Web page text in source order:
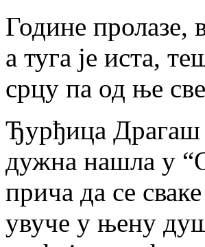
Године пролазе,
а туга је иста,
срцу па од ње
Ђурђица Драгаш
дужна нашла у
прича да се
увуче у њену